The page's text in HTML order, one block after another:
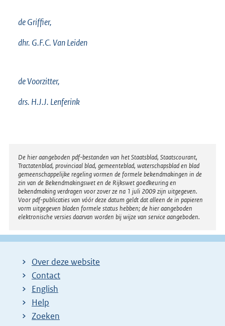
de Griffier,
dhr. G.F.C. Van Leiden
de Voorzitter,
drs. H.J.J. Lenferink
Disclaimer
De hier aangeboden pdf-bestanden van het Staatsblad, Staatscourant,
Tractatenblad, provinciaal blad, gemeenteblad, waterschapsblad en blad
gemeenschappelijke regeling vormen de formele bekendmakingen in de
zin van de Bekendmakingswet en de Rijkswet goedkeuring en
bekendmaking verdragen voor zover ze na 1 juli 2009 zijn uitgegeven.
Voor pdf-publicaties van vóór deze datum geldt dat alleen de in papieren
vorm uitgegeven bladen formele status hebben; de hier aangeboden
elektronische versies daarvan worden bij wijze van service aangeboden.
Over deze website
Contact
English
Help
Zoeken